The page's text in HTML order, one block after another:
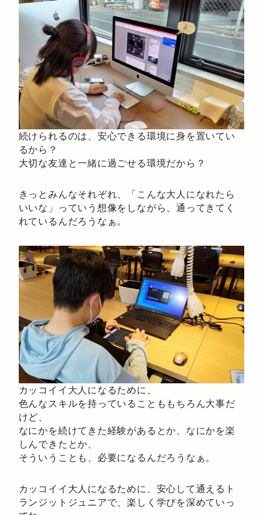
続けられるのは、安心できる環境に身を置いてい
るから？
大切な友達と一緒に過ごせる環境だから？
きっとみんなそれぞれ、「こんな大人になれたら
いいな」っていう想像をしながら、通ってきてく
れているんだろうなぁ。
カッコイイ大人になるために、
色んなスキルを持っていることももちろん大事だ
けど、
なにかを続けてきた経験があるとか、なにかを楽
しんできたとか、
そういうことも、必要になるんだろうなぁ。
カッコイイ大人になるために、安心して通えるト
ランジットジュニアで、楽しく学びを深めていっ